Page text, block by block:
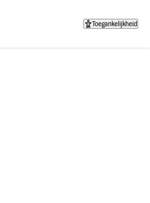
Toegankelijkheid